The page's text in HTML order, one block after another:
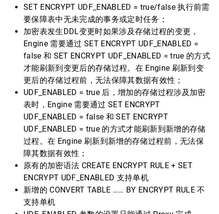
SET ENCRYPT UDF_ENABLED = true/false 执行前需
要保障表中无未完成的事务或定时任务；
加密表发生DDL变更时如果涉及存储过程的变更，
Engine 需要通过 SET ENCRYPT UDF_ENABLED =
false 和 SET ENCRYPT UDF_ENABLED = true 的方式
才能刷新到变更后的存储过程。在 Engine 刷新到变
更后的存储过程前，无法保障其数据有效性；
UDF_ENABLED = true 后，增加的存储过程涉及加密
表时，Engine 需要通过 SET ENCRYPT
UDF_ENABLED = false 和 SET ENCRYPT
UDF_ENABLED = true 的方式才能刷新到新增的存储
过程。在 Engine 刷新到新增的存储过程前，无法保
障其数据有效性；
原有的加密语法 CREATE ENCRYPT RULE + SET
ENCRYPT UDF_ENABLED 支持单机
新增的 CONVERT TABLE …… BY ENCRYPT RULE 不
支持单机